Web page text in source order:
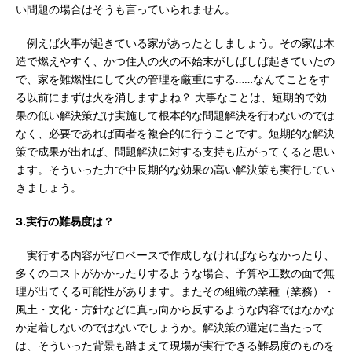
い問題の場合はそうも言っていられません。
例えば火事が起きている家があったとしましょう。その家は木
造で燃えやすく、かつ住人の火の不始末がしばしば起きていたの
で、家を難燃性にして火の管理を厳重にする……なんてことをす
る以前にまずは火を消しますよね？ 大事なことは、短期的で効
果の低い解決策だけ実施して根本的な問題解決を行わないのでは
なく、必要であれば両者を複合的に行うことです。短期的な解決
策で成果が出れば、問題解決に対する支持も広がってくると思い
ます。そういった力で中長期的な効果の高い解決策も実行してい
きましょう。
3.実行の難易度は？
実行する内容がゼロベースで作成しなければならなかったり、
多くのコストがかかったりするような場合、予算や工数の面で無
理が出てくる可能性があります。またその組織の業種（業務）・
風土・文化・方針などに真っ向から反するような内容ではなかな
か定着しないのではないでしょうか。解決策の選定に当たって
は、そういった背景も踏まえて現場が実行できる難易度のものを